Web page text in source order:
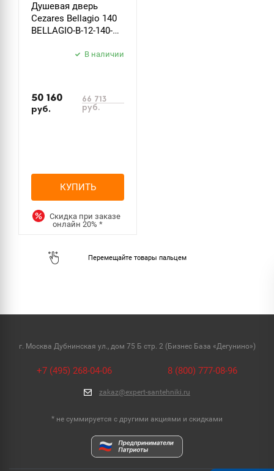
Душевая дверь
Cezares Bellagio 140
BELLAGIO-B-12-140-C-
черный, стеклоВ наличии
50 160
руб.
66 713
руб.
КУПИТЬ
Скидка при заказе
онлайн20%*
г. Москва Дубнинская ул., дом 75 Б стр. 2 (Бизнес База «Дегунино»)
+7 (495) 268-04-06 8 (800) 777-08-96
zakaz@expert-santehniki.ru
* не суммируется с другими акциями и скидками